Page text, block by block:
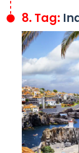
8. Tag: